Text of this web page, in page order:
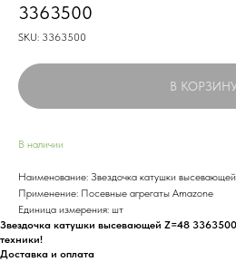
3363500
SKU: 3363500
В
В наличии
Наименование: Звездочка катушки
Применение: Посевные агрегаты Amazone
Единица измерения: шт
Звездочка катушки высевающей Z=48
техники!
Доставка и оплата